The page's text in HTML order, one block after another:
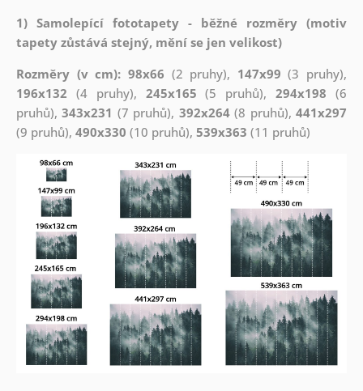
1) Samolepící fototapety - běžné rozměry (motiv
tapety zůstává stejný, mění se jen velikost)
Rozměry (v cm): 98x66 (2 pruhy), 147x99 (3 pruhy),
196x132 (4 pruhy), 245x165 (5 pruhů),294x198 (6
pruhů),343x231 (7 pruhů), 392x264(8 pruhů),441x297
(9 pruhů), 490x330 (10 pruhů), 539x363 (11 pruhů)